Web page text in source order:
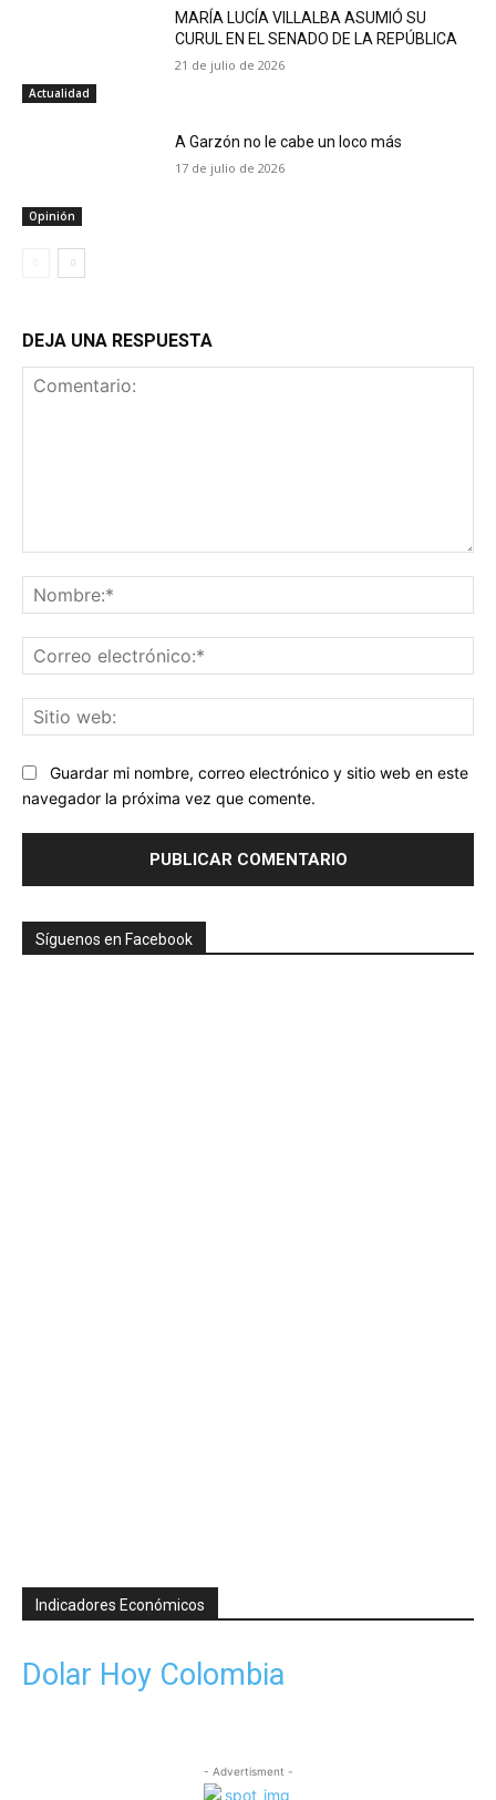
Actualidad
MARÍA LUCÍA VILLALBA ASUMIÓ SU
CURUL EN EL SENADO DE LA REPÚBLICA
21 de julio de 2026
Opinión
A Garzón no le cabe un loco más
17 de julio de 2026
DEJA UNA RESPUESTA
Guardar mi nombre, correo electrónico y sitio web en este
navegador la próxima vez que comente.
Síguenos en Facebook
Indicadores Económicos
Dolar Hoy Colombia
- Advertisment -